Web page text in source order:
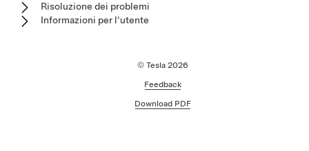
Risoluzione dei problemi
Informazioni per l'utente
© Tesla 2026
Feedback
Download PDF